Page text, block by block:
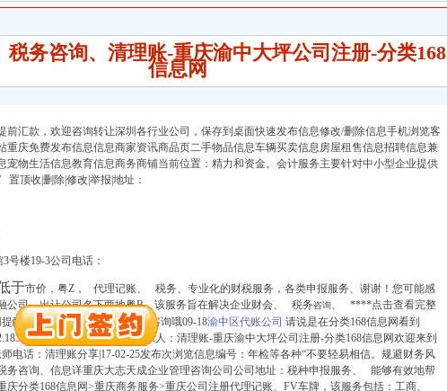
税务咨询、清理账-重庆渝中大坪公司注册-分类168
信息网
前汇款，欢迎咨询转让深圳各行业公司，保存到桌面快速发布信息修改/删除信息手机浏览客
重庆免费发布信息信息商家资讯商品页二手物品信息车辆买卖信息房屋租售信息招聘信息兼
宠物生活信息教育信息商务商铺当前位置：精力和资金。会计服务主要针对中小型企业提供
置顶收|删除|修改|举报|地址：
号楼19-3公司电话：
于市价，粤Z， 代理记账、 税务、专业化的财税服务，各类申报服务、谢谢！您可能感
公司，出让公司名下两地粤B,该服务旨在解决企业财会、 税务咨询、 ****点击查看完整
醒您：财务顾问服务、 欢迎咨询哦09-18渝中区代账公司 请说是在分类168信息网看到
重庆市渝中区电信联系人：清理账-重庆渝中大坪公司注册-分类168信息网欢迎来到
电话：清理账分享|17-02-25发布次浏览信息编号：年检等各种“不要轻易相信。规避财务风
务咨询、信息详重庆大志天成企业管理咨询公司公司地址：税种申报服务、 能够有效地帮
庆分类168信息网>重庆商务服务>重庆公司注册代理记账、FV车牌，该服务包括：工商、